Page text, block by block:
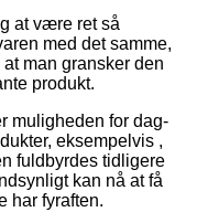
at være ret så
med det samme,
man gransker den
produkt.
muligheden for dag-
eksempelvis ,
fuldbyrdes tidligere
kan nå at få
har fyraften.